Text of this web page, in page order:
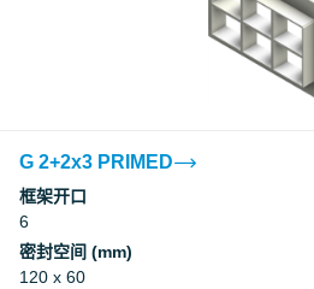
G 2+2x3 PRIMED
框架开口
6
密封空间 (mm)
120 x 60